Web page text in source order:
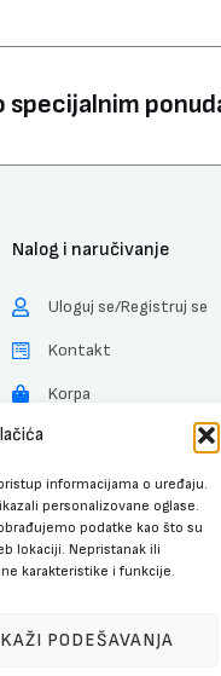
informacijama o uređaju.
personalizovane oglase.
podatke kao što su
lokaciji. Nepristanak ili
karakteristike i funkcije.
PODEŠAVANJA
specijalnim
Nalog i naručivanje
Uloguj se/Registruj se
Kontakt
Korpa
ZZPL
Copyright
decu Crno